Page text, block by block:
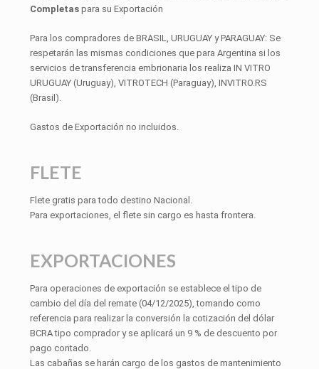
Completaspara su Exportación
Para los compradores de BRASIL, URUGUAY y PARAGUAY: Se
respetarán las mismas condiciones que para Argentina si los
servicios de transferencia embrionaria los realiza IN VITRO
URUGUAY (Uruguay), VITROTECH (Paraguay), INVITRO.RS
(Brasil).
Gastos de Exportación no incluidos.
FLETE
Flete gratis para todo destino Nacional.
Para exportaciones, el flete sin cargo es hasta frontera.
EXPORTACIONES
Para operaciones de exportación se establece el tipo de
cambio del día del remate (04/12/2025), tomando como
referencia para realizar la conversión la cotización del dólar
BCRA tipo comprador y se aplicará un 9 % de descuento por
pago contado.
Las cabañas se harán cargo de los gastos de mantenimiento